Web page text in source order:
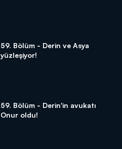
59. Bölüm - Derin ve Asya
yüzleşiyor!
59. Bölüm - Derin'in avukatı
Onur oldu!